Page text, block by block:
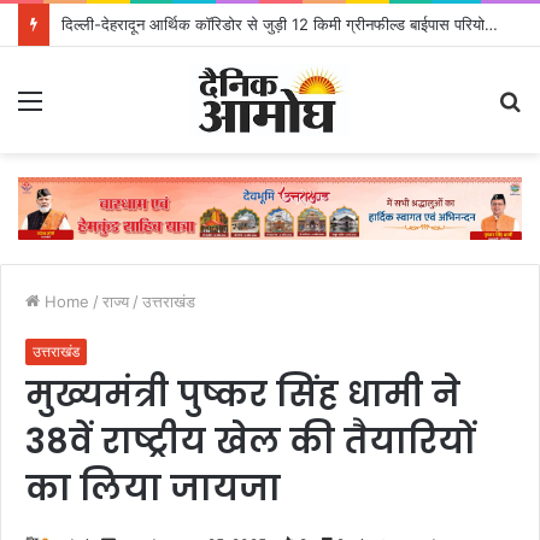
दिल्ली-देहरादून आर्थिक कॉरिडोर से जुड़ी 12 किमी ग्रीनफील्ड बाईपास परियोजना का डीएम ने किया निरीक्षण; समयबद्ध एवं गुणवत्तापूर्ण निर्माण सुनिश्चित करने के निर्देश, सुरक्षा मानकों से कोई समझौता नहींः डीएम
Home / राज्य / उत्तराखंड
उत्तराखंड
मुख्यमंत्री पुष्कर सिंह धामी ने
38वें राष्ट्रीय खेल की तैयारियों
का लिया जायजा